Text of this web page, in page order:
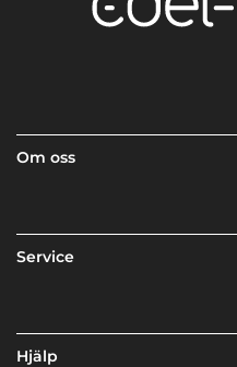
Om oss
Service
Hjälp